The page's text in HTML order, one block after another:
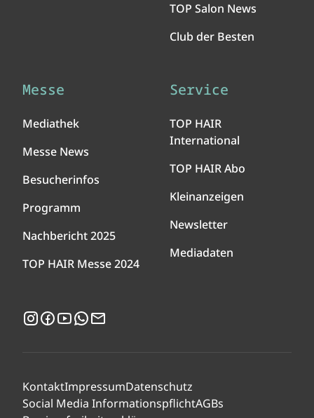
TOP Salon News
Club der Besten
Messe
Mediathek
Messe News
Besucherinfos
Programm
Nachbericht 2025
TOP HAIR Messe 2024
Service
TOP HAIR
International
TOP HAIR Abo
Kleinanzeigen
Newsletter
Mediadaten
Instagram
Facebook
YouTubeWhatsApp
KontaktImpressumDatenschutz
Social Media InformationspflichtAGBs